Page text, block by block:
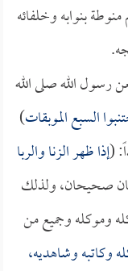
بنوابه وخلفائه
رسول الله صلى الله
السبع الموبقات)
(إذا ظهر الزنا والربا
صحيحان، ولذلك
وموكله وجميع من
وكاتبه وشاهديه،